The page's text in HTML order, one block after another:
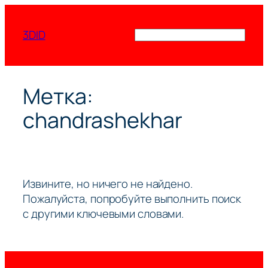
содержимому
3DID
Метка:
chandrashekhar
Извините, но ничего не найдено.
Пожалуйста, попробуйте выполнить поиск
с другими ключевыми словами.